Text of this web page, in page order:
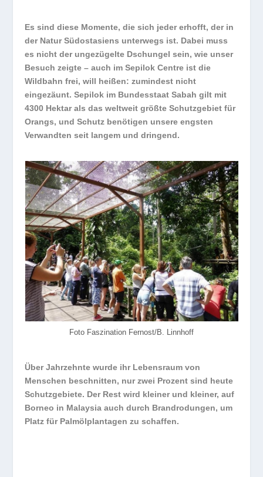
Es sind diese Momente, die sich jeder erhofft, der in
der Natur Südostasiens unterwegs ist. Dabei muss
es nicht der ungezügelte Dschungel sein, wie unser
Besuch zeigte – auch im Sepilok Centre ist die
Wildbahn frei, will heißen: zumindest nicht
eingezäunt. Sepilok im Bundesstaat Sabah gilt mit
4300 Hektar als das weltweit größte Schutzgebiet für
Orangs, und Schutz benötigen unsere engsten
Verwandten seit langem und dringend.
Foto Faszination Fernost/B. Linnhoff
Über Jahrzehnte wurde ihr Lebensraum von
Menschen beschnitten, nur zwei Prozent sind heute
Schutzgebiete. Der Rest wird kleiner und kleiner, auf
Borneo in Malaysia auch durch Brandrodungen, um
Platz für Palmölplantagen zu schaffen.